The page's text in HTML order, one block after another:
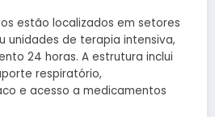
estão localizados em setores
unidades de terapia intensiva,
24 horas. A estrutura inclui
respiratório,
e acesso a medicamentos